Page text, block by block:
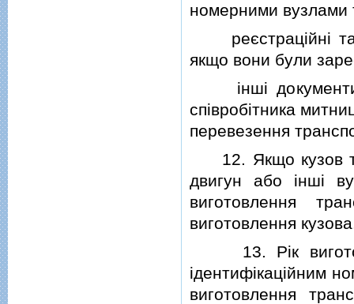
номерними вузлами
реєстрацiйнi та
якщо вони були
iншi документи,
спiвробiтника
перевезення
12. Якщо кузов
двигун або iншi
виготовлення
виготовлення
13. Рiк
iдентифiкацiйним
виготовлення